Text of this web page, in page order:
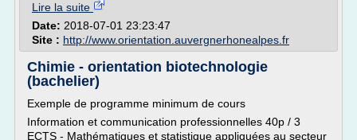
Lire la suite
Date: 2018-07-01 23:23:47
Site : http://www.orientation.auvergnerhonealpes.fr
Chimie - orientation biotechnologie
(bachelier)
Exemple de programme minimum de cours
Information et communication professionnelles 40p / 3
ECTS - Mathématiques et statistique appliquées au secteur